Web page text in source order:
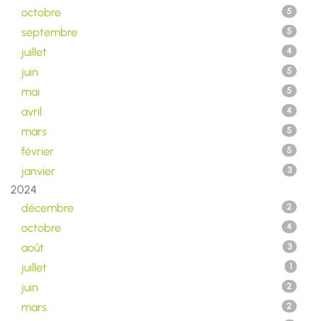
octobre 5
septembre 5
juillet 4
juin 5
mai 5
avril 4
mars 5
février 5
janvier 3
2024
décembre
2
octobre 4
août 3
juillet 1
juin 2
mars 2